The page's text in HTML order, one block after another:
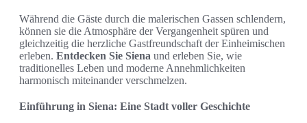
Während die Gäste durch die malerischen Gassen schlendern,
können sie die Atmosphäre der Vergangenheit spüren und
gleichzeitig die herzliche Gastfreundschaft der Einheimischen
erleben. Entdecken Sie Siena und erleben Sie, wie
traditionelles Leben und moderne Annehmlichkeiten
harmonisch miteinander verschmelzen.
Einführung in Siena: Eine Stadt voller Geschichte